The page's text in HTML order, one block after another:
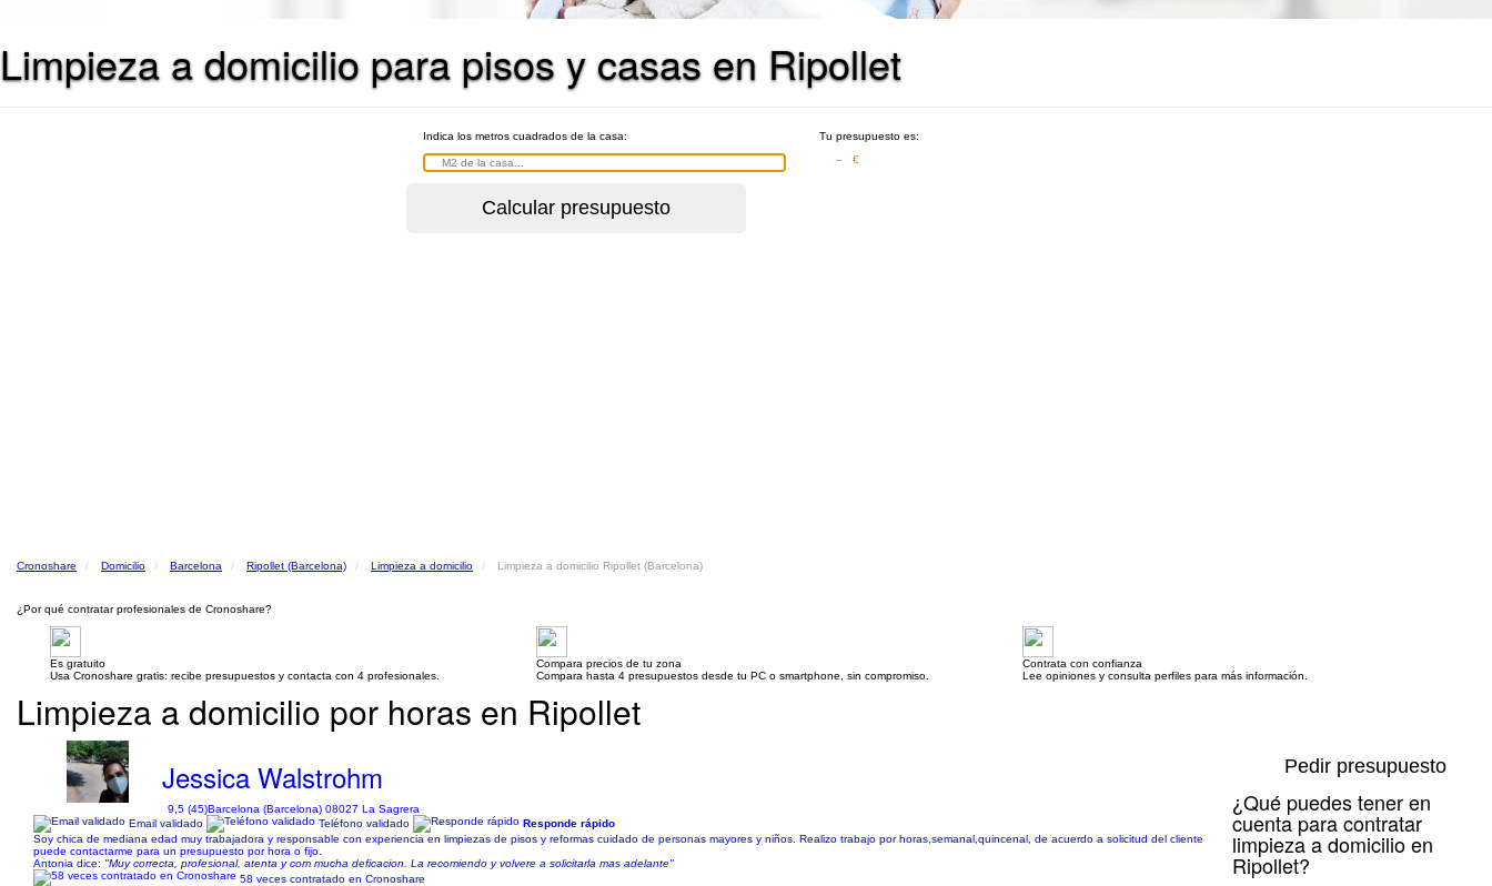
Limpieza a domicilio para pisos y casas en Ripollet
Indica los metros cuadrados de la casa:
Tu presupuesto es:
– €
Cronoshare Domicilio Barcelona Ripollet (Barcelona) Limpieza a domicilio Limpieza a domicilio Ripollet (Barcelona)
¿Por qué contratar profesionales de Cronoshare?
Es gratuito
Usa Cronoshare gratis: recibe presupuestos y contacta con 4 profesionales.
Compara precios de tu zona
Compara hasta 4 presupuestos desde tu PC o smartphone, sin compromiso.
Contrata con confianza
Lee opiniones y consulta perfiles para más información.
Limpieza a domicilio por horas en Ripollet
Jessica Walstrohm
9,5 (45)Barcelona (Barcelona) 08027 La Sagrera
Email validado
Teléfono validado
Responde rápido
Soy chica de mediana edad muy trabajadora y responsable con experiencia en limpiezas de pisos y reformas cuidado de personas mayores y niños. Realizo trabajo por horas,semanal,quincenal, de acuerdo a solicitud del cliente
puede contactarme para un presupuesto por hora o fijo.
Antonia dice: "Muy correcta, profesional, atenta y com mucha deficacion. La recomiendo y volvere a solicitarla mas adelante"
58 veces contratado en Cronoshare
Pedir presupuesto
¿Qué puedes tener en
cuenta para contratar
limpieza a domicilio en
Ripollet?